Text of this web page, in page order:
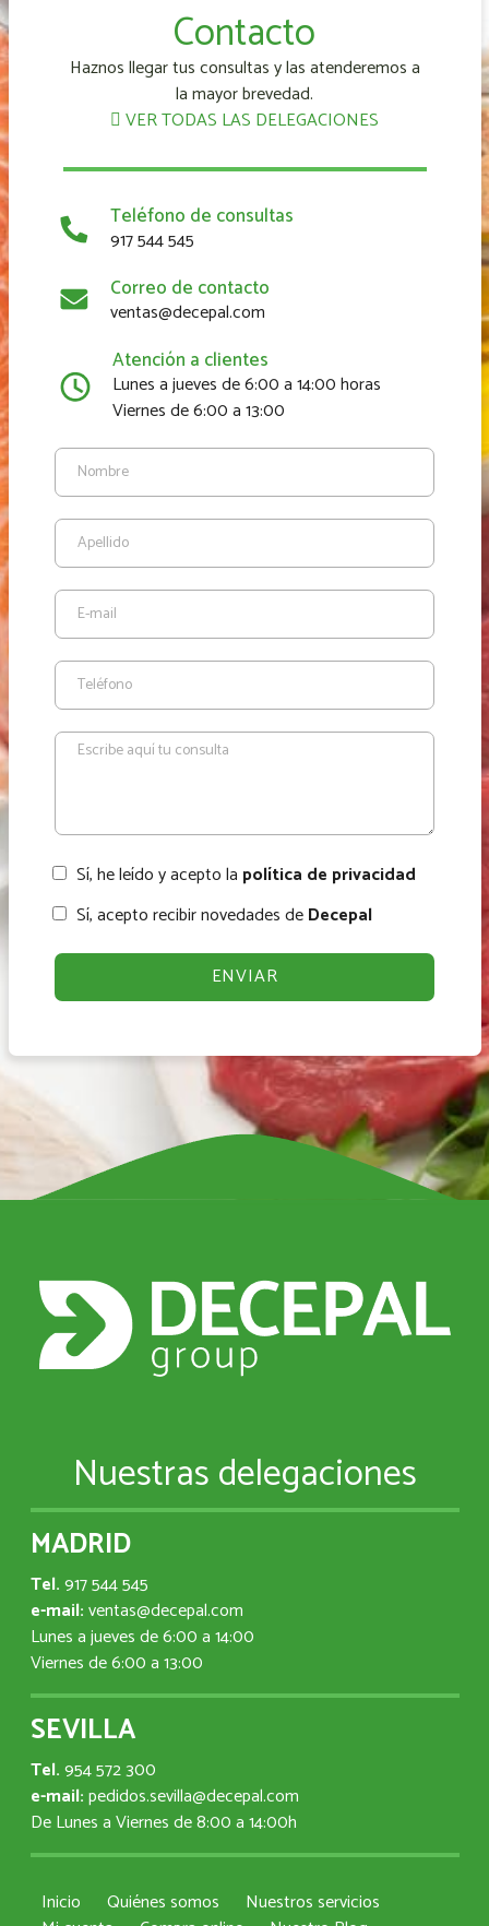
Contacto
Haznos llegar tus consultas y las atenderemos a
la mayor brevedad.
VER TODAS LAS DELEGACIONES
Teléfono de consultas
917 544 545
Correo de contacto
ventas@decepal.com
Atención a clientes
Lunes a jueves de 6:00 a 14:00 horas
Viernes de 6:00 a 13:00
Sí, he leído y acepto la política de privacidad
Sí, acepto recibir novedades deDecepal
Nuestras delegaciones
MADRID
Tel.917 544 545
e-mail:ventas@decepal.com
Lunes a jueves de 6:00 a 14:00
Viernes de 6:00 a 13:00
SEVILLA
Tel.954 572 300
e-mail:pedidos.sevilla@decepal.com
De Lunes a Viernes de 8:00 a 14:00h
Inicio Quiénes somos
Nuestros servicios